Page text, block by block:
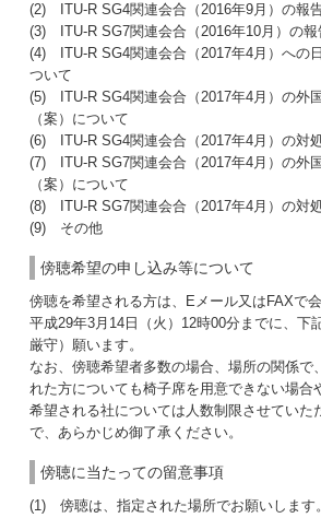
(2) ITU-R SG4関連会合（2016年9月）の報
(3) ITU-R SG7関連会合（2016年10月）の報
(4) ITU-R SG4関連会合（2017年4月）への
ついて
(5) ITU-R SG4関連会合（2017年4月）の外
（案）について
(6) ITU-R SG4関連会合（2017年4月）の対
(7) ITU-R SG7関連会合（2017年4月）の外
（案）について
(8) ITU-R SG7関連会合（2017年4月）の対
(9) その他
傍聴希望の申し込み等について
傍聴を希望される方は、Eメール又はFAXで
平成29年3月14日（火）12時00分までに、下
厳守）願います。
なお、傍聴希望者多数の場合、場所の関係で
れた方についても椅子席を用意できない場合
希望される社については人数制限させていた
で、あらかじめ御了承ください。
傍聴に当たっての留意事項
(1) 傍聴は、指定された場所でお願いします。